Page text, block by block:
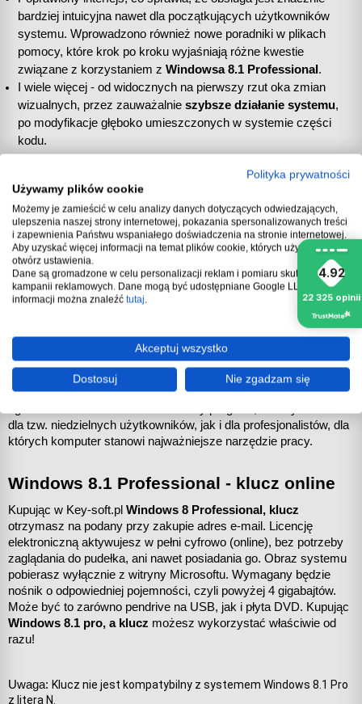
4.92
22 325 opinii
bardziej intuicyjna nawet dla początkujących użytkowników
systemu. Wprowadzono również nowe poradniki w plikach
pomocy, które krok po kroku wyjaśniają różne kwestie
związane z korzystaniem z Windowsa 8.1 Professional.
I wiele więcej - od widocznych na pierwszy rzut oka zmian
wizualnych, przez zauważalnie szybsze działanie systemu,
po modyfikacje głęboko umieszczonych w systemie części
kodu.
Dzięki temu
soft.pl) to popularne i wielokrotnie nagradzane oprogramowanie,
które wykorzystywane jest zarówno w komputerach typu PC,
mobilnych laptopach, jak i tabletach z touch-screenem.
- wersja
Podobnie jak poprzednie systemy operacyjne z rodziny
Windows, również klucz Windows 8 zapewnia użytkownikowi
dla tzw. niedzielnych użytkowników, jak i dla profesjonalistów, dla
których komputer stanowi najważniejsze narzędzie pracy.
Windows 8.1 Professional - klucz online
Kupując w Key-soft.pl
otrzymasz na podany przy zakupie adres e-mail. Licencję
elektroniczną aktywujesz w pełni cyfrowo (online), bez potrzeby
zaglądania do pudełka, ani nawet posiadania go. Obraz systemu
pobierasz wyłącznie z witryny Microsoftu. Wymagany będzie
nośnik o odpowiedniej pojemności, czyli powyżej 4 gigabajtów.
Windows 8.1 pro, a klucz możesz wykorzystać właściwie od
razu!
Uwaga: Klucz nie jest kompatybilny z systemem Windows 8.1 Pro
z literą N.
Polityka prywatności
Używamy plików cookie
Możemy je zamieścić w celu analizy danych dotyczących odwiedzających,
ulepszenia naszej strony internetowej, pokazania spersonalizowanych treści
i zapewnienia Państwu wspaniałego doświadczenia na stronie internetowej.
Aby uzyskać więcej informacji na temat plików cookie, których używamy,
otwórz ustawienia.
Dane są gromadzone w celu personalizacji reklam i pomiaru skuteczności
kampanii reklamowych. Dane mogą być udostępniane Google LLC, więcej
informacji można znaleźć tutaj.
Akceptuj wszystko
Dostosuj Nie zgadzam się